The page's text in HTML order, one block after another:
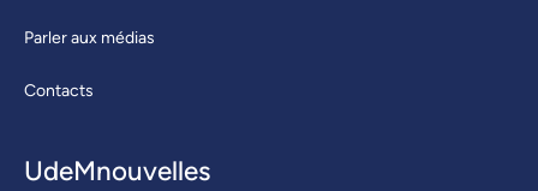
Parler aux médias
Contacts
UdeMnouvelles